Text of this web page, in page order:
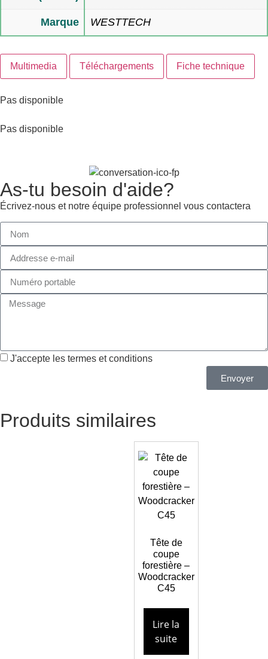
Marque WESTTECH
Multimedia Téléchargements Fiche technique
Pas disponible
Pas disponible
As-tu besoin d'aide?
Écrivez-nous et notre équipe professionnel vous contactera
J'accepte les termes et conditions
Envoyer
Produits similaires
Tête de
coupe
forestière –
Woodcracker
C45
Lire la
suite